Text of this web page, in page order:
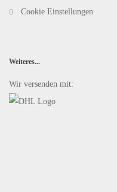
Cookie Einstellungen
Weiteres...
Wir versenden mit: